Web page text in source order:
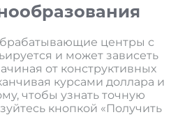
центры с
и может зависеть
от конструктивных
курсами доллара и
чтобы узнать точную
кнопкой «Получить